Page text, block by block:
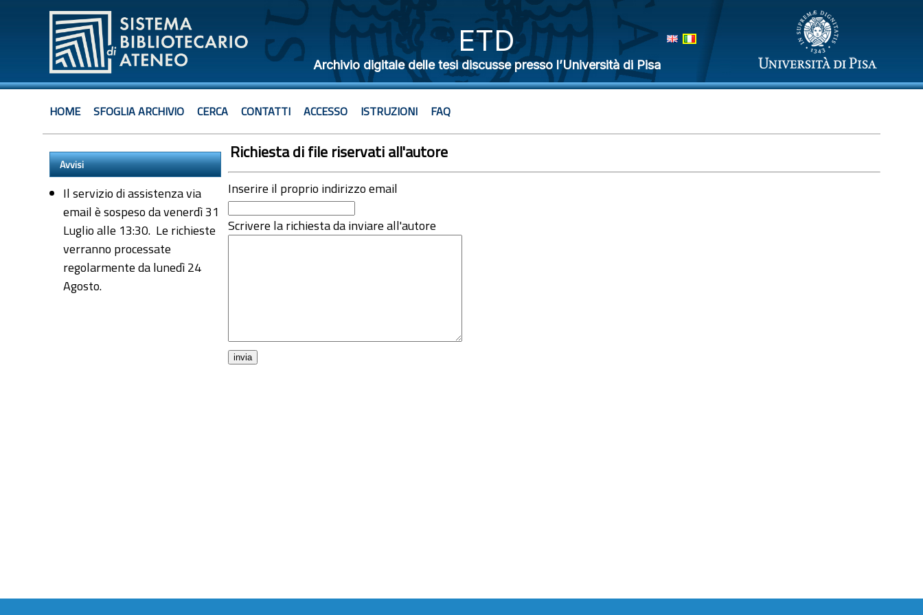
ETD
Archivio digitale delle tesi discusse presso l’Università di Pisa
HOME SFOGLIA ARCHIVIO CERCA CONTATTI ACCESSO ISTRUZIONI FAQ
Avvisi
Il servizio di assistenza via
email è sospeso da venerdì 31
Luglio alle 13:30. Le richieste
verranno processate
regolarmente da lunedì 24
Agosto.
Richiesta di file riservati all'autore
Inserire il proprio indirizzo email
Scrivere la richiesta da inviare all'autore